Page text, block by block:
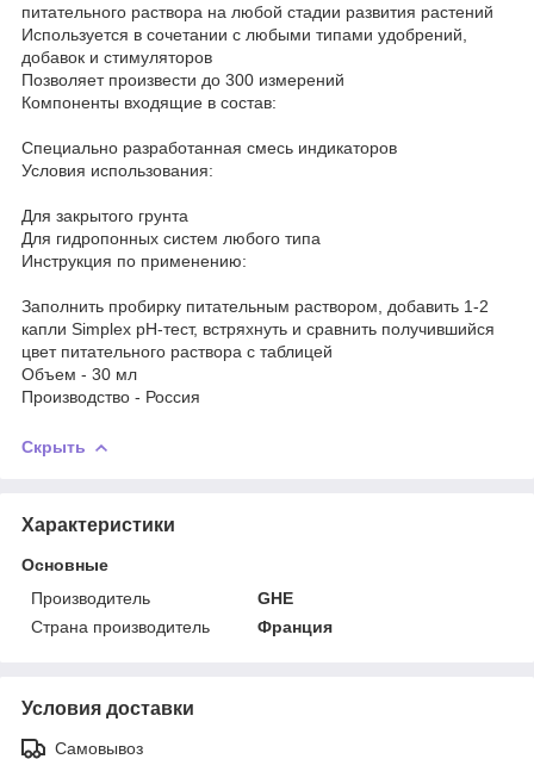
питательного раствора на любой стадии развития растений
Используется в сочетании с любыми типами удобрений,
добавок и стимуляторов
Позволяет произвести до 300 измерений
Компоненты входящие в состав:
Специально разработанная смесь индикаторов
Условия использования:
Для закрытого грунта
Для гидропонных систем любого типа
Инструкция по применению:
Заполнить пробирку питательным раствором, добавить 1-2
капли Simplex pH-тест, встряхнуть и сравнить получившийся
цвет питательного раствора с таблицей
Объем - 30 мл
Производство - Россия
Скрыть
Характеристики
Основные
Производитель
GHE
Страна производитель
Франция
Условия доставки
Самовывоз